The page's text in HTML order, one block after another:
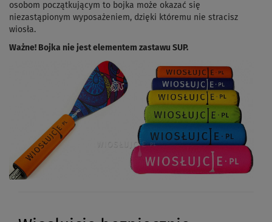
osobom początkującym to bojka może okazać się
niezastąpionym wyposażeniem, dzięki któremu nie stracisz
wiosła.
Ważne! Bojka nie jest elementem zastawu SUP.